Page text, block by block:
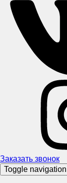
Заказать звонок
Toggle navigation